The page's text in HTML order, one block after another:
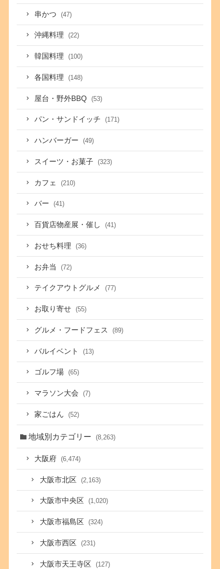
串かつ (47)
沖縄料理 (22)
韓国料理 (100)
各国料理 (148)
屋台・野外BBQ (53)
パン・サンドイッチ (171)
ハンバーガー (49)
スイーツ・お菓子 (323)
カフェ (210)
バー (41)
百貨店物産展・催し (41)
おせち料理 (36)
お弁当 (72)
テイクアウトグルメ (77)
お取り寄せ (55)
グルメ・フードフェス (89)
バルイベント (13)
ゴルフ場 (65)
マラソン大会 (7)
家ごはん (52)
地域別カテゴリー (8,263)
大阪府 (6,474)
大阪市北区 (2,163)
大阪市中央区 (1,020)
大阪市福島区 (324)
大阪市西区 (231)
大阪市天王寺区 (127)